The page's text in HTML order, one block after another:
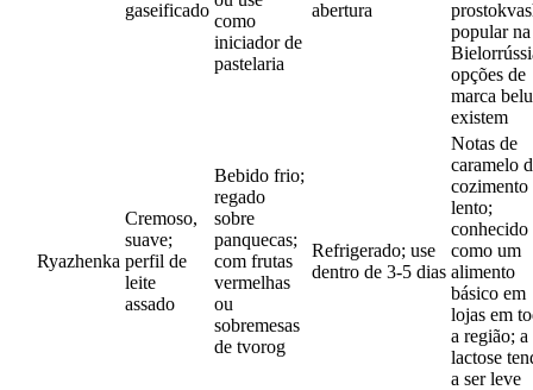
gaseificado
como
iniciador de
pastelaria
abertura
popular na
opções de
marca
existem
Ryazhenka
Cremoso,
suave;
perfil de
leite
assado
Bebido frio;
regado
sobre
panquecas;
com frutas
vermelhas
ou
sobremesas
de tvorog
Refrigerado; use
dentro de 3-5 dias
Notas de
caramelo
cozimento
lento;
conhecido
como um
alimento
básico em
lojas em
a região; a
lactose
a ser leve